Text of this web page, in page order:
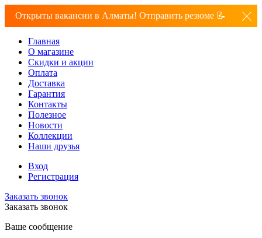
Открыты вакансии в Алматы! Отправить резюме 📝
Главная
О магазине
Скидки и акции
Оплата
Доставка
Гарантия
Контакты
Полезное
Новости
Коллекции
Наши друзья
Вход
Регистрация
Заказать звонок
Заказать звонок
Ваше сообщение